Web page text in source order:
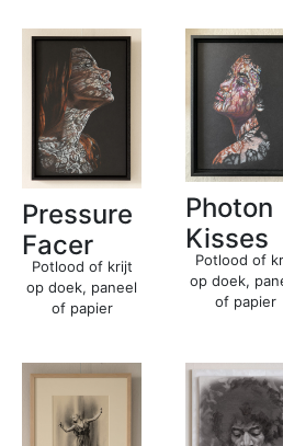
Pressure
Facer
Potlood of krijt
op doek, paneel
of papier
Photon
Kisses
Potlood of
op doek,
of papier